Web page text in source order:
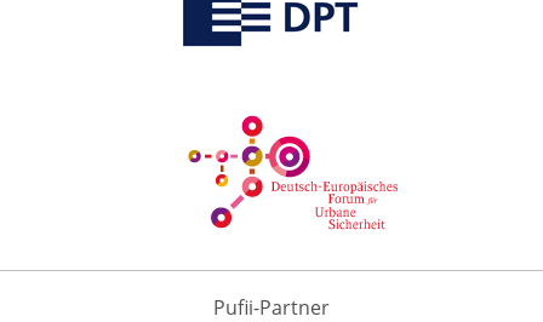
Pufii-Partner